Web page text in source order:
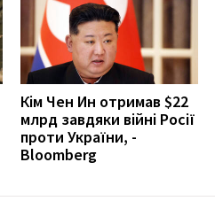
Кім Чен Ин отримав $22
млрд завдяки війні Росії
проти України, -
Bloomberg